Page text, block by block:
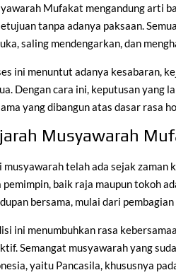
Mufakat mengandung arti
tanpa adanya paksaan.
saling mendengarkan, dan
ini menuntut adanya kesabaran,
Dengan cara ini, keputusan yang
yang dibangun atas dasar rasa
Musyawarah
musyawarah telah ada sejak zaman
pemimpin, baik raja maupun tokoh
bersama, mulai dari
ini menumbuhkan rasa
Semangat musyawarah yang
yaitu Pancasila, khususnya